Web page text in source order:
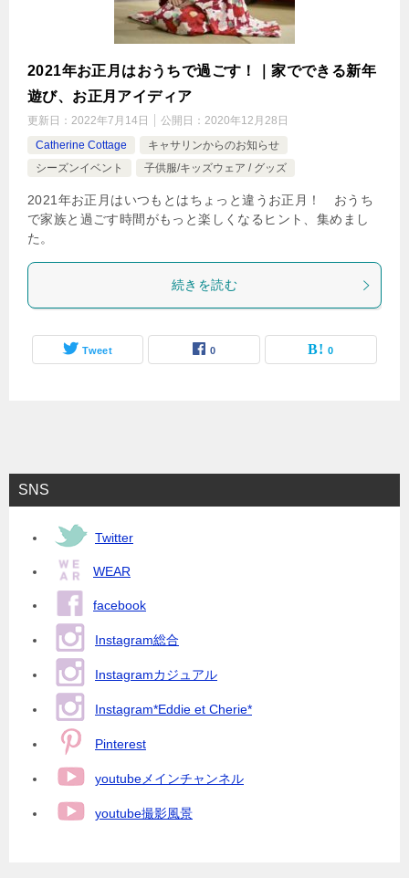
2021年お正月はおうちで過ごす！｜家でできる新年
遊び、お正月アイディア
更新日： 2022年7月14日 公開日： 2020年12月28日
Catherine Cottage
キャサリンからのお知らせ
シーズンイベント
子供服/キッズウェア / グッズ
2021年お正月はいつもとはちょっと違うお正月！ おうち
で家族と過ごす時間がもっと楽しくなるヒント、集めまし
た。
続きを読む
Tweet 0 0
SNS
Twitter
WEAR
facebook
Instagram総合
Instagramカジュアル
Instagram*Eddie et Cherie*
Pinterest
youtubeメインチャンネル
youtube撮影風景